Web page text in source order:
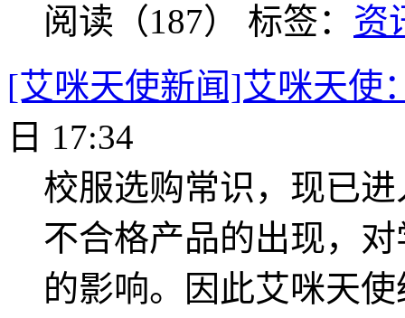
阅读（187） 标签： 资
[艾咪天使新闻]艾咪天使
日 17:34
校服选购常识，现已
不合格产品的出现，
的影响。因此艾咪天